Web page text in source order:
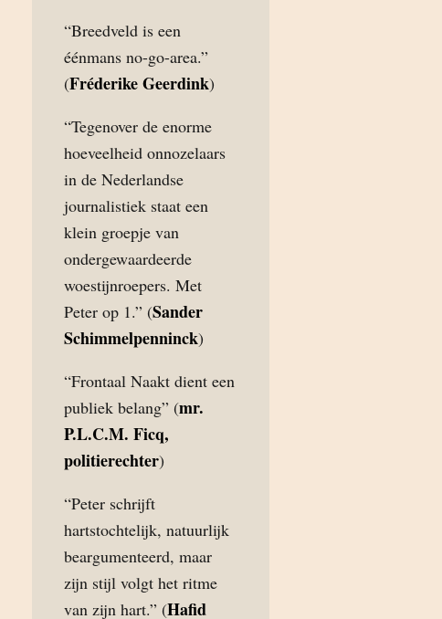
“Breedveld is een
éénmans no-go-area.”
(Fréderike Geerdink)
“Tegenover de enorme
hoeveelheid onnozelaars
in de Nederlandse
journalistiek staat een
klein groepje van
ondergewaardeerde
woestijnroepers. Met
Peter op 1.” (Sander
Schimmelpenninck)
“Frontaal Naakt dient een
publiek belang” (mr.
P.L.C.M. Ficq,
politierechter)
“Peter schrijft
hartstochtelijk, natuurlijk
beargumenteerd, maar
zijn stijl volgt het ritme
van zijn hart.” (Hafid